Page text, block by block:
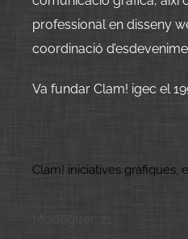
professional en disseny
coordinació
Va fundar Clam! igec el
Clam! iniciatives gràfiques,